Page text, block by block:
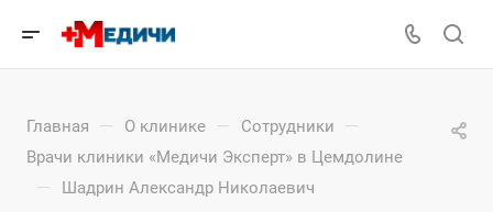
Главная — О клинике — Сотрудники —
Врачи клиники «Медичи Эксперт» в Цемдолине
— Шадрин Александр Николаевич